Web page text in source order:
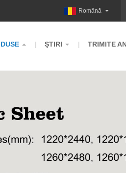
Română
ŞTIRI TRIMITE